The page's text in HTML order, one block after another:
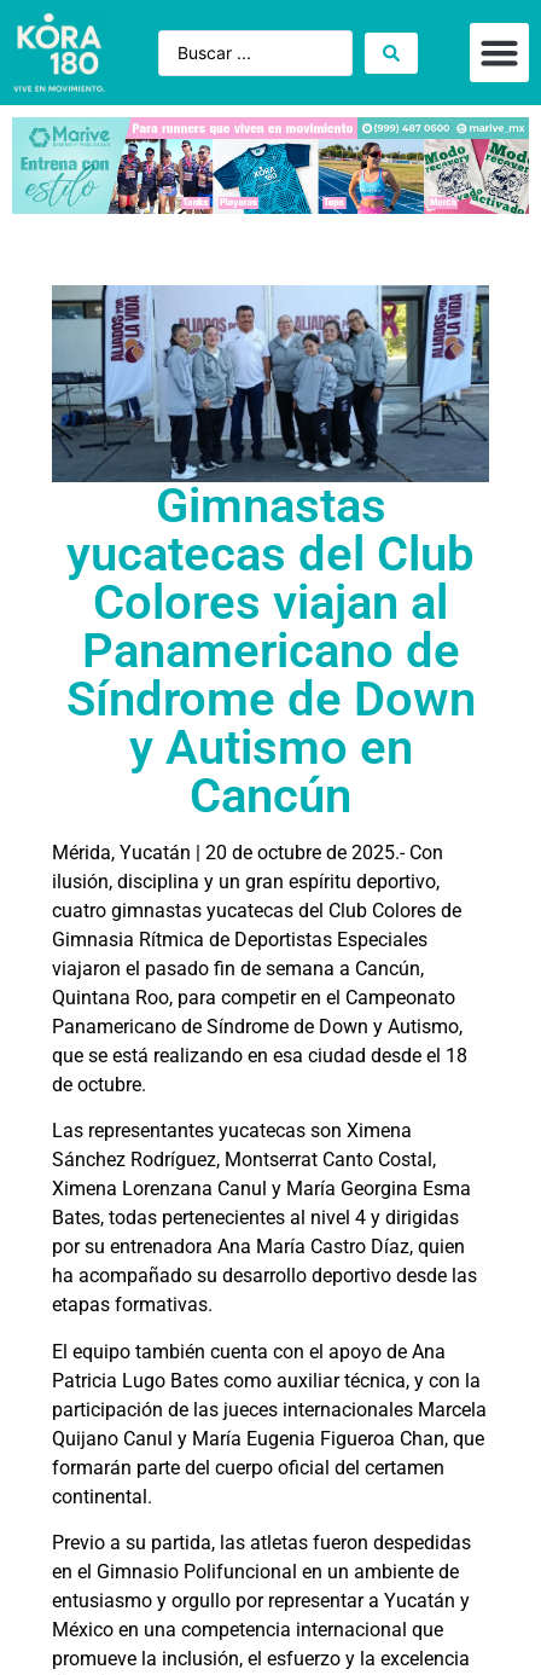
Gimnastas
yucatecas del Club
Colores viajan al
Panamericano de
Síndrome de Down
y Autismo en
Cancún
Mérida, Yucatán | 20 de octubre de 2025.- Con
ilusión, disciplina y un gran espíritu deportivo,
cuatro gimnastas yucatecas del Club Colores de
Gimnasia Rítmica de Deportistas Especiales
viajaron el pasado fin de semana a Cancún,
Quintana Roo, para competir en el Campeonato
Panamericano de Síndrome de Down y Autismo,
que se está realizando en esa ciudad desde el 18
de octubre.
Las representantes yucatecas son Ximena
Sánchez Rodríguez, Montserrat Canto Costal,
Ximena Lorenzana Canul y María Georgina Esma
Bates, todas pertenecientes al nivel 4 y dirigidas
por su entrenadora Ana María Castro Díaz, quien
ha acompañado su desarrollo deportivo desde las
etapas formativas.
El equipo también cuenta con el apoyo de Ana
Patricia Lugo Bates como auxiliar técnica, y con la
participación de las jueces internacionales Marcela
Quijano Canul y María Eugenia Figueroa Chan, que
formarán parte del cuerpo oficial del certamen
continental.
Previo a su partida, las atletas fueron despedidas
en el Gimnasio Polifuncional en un ambiente de
entusiasmo y orgullo por representar a Yucatán y
México en una competencia internacional que
promueve la inclusión, el esfuerzo y la excelencia